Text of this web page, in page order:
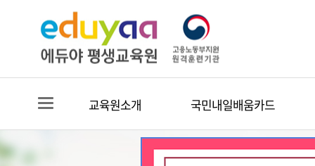
교육원소개 국민내일배움카드